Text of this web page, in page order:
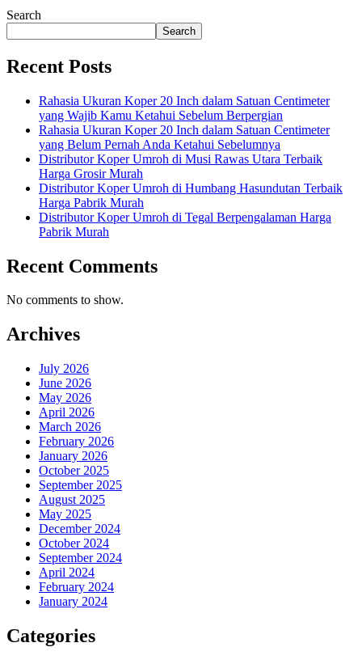
Search
Search
Recent Posts
Rahasia Ukuran Koper 20 Inch dalam Satuan Centimeter
yang Wajib Kamu Ketahui Sebelum Berpergian
Rahasia Ukuran Koper 20 Inch dalam Satuan Centimeter
yang Belum Pernah Anda Ketahui Sebelumnya
Distributor Koper Umroh di Musi Rawas Utara Terbaik
Harga Grosir Murah
Distributor Koper Umroh di Humbang Hasundutan Terbaik
Harga Pabrik Murah
Distributor Koper Umroh di Tegal Berpengalaman Harga
Pabrik Murah
Recent Comments
No comments to show.
Archives
July 2026
June 2026
May 2026
April 2026
March 2026
February 2026
January 2026
October 2025
September 2025
August 2025
May 2025
December 2024
October 2024
September 2024
April 2024
February 2024
January 2024
Categories